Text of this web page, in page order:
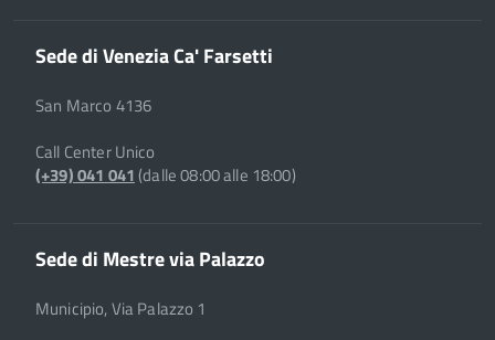
Sede di Venezia Ca' Farsetti
San Marco 4136
Call Center Unico
(+39) 041 041(dalle 08:00 alle 18:00)
Sede di Mestre via Palazzo
Municipio, Via Palazzo 1